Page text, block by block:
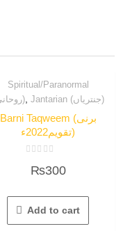
Spiritual/Paranormal
(روحانی), Jantarian (جنتریاں)
Barni Taqweem (برنی
تقویم2022ء)
out
5
₨300
Add to cart